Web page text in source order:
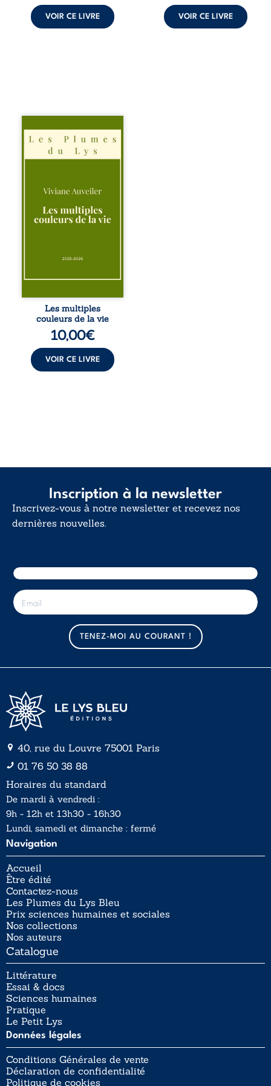
VOIR CE LIVRE
peuvent ...
VOIR CE LIVRE
Trois récits, trois
existences saisies
à l’instant où tout
bascule. Une
l’apaisement, un
recouvre
l’espérance, tandis
pour en retrouver
Entre souvenirs,
désillusions, Les
multiples couleurs
de la vie explore la
force des liens, le
poids des non-dits
et la ...
Les multiples
couleurs de la vie
10,00€
VOIR CE LIVRE
Inscription à la newsletter
Inscrivez-vous à notre newsletter et recevez nos
dernières nouvelles.
E
-
m
TENEZ-MOI AU COURANT !
40, rue du Louvre 75001 Paris
01 76 50 38 88
Horaires du standard
De mardi à vendredi :
9h - 12h et 13h30 - 16h30
Lundi, samedi et dimanche : fermé
Navigation
Accueil
Être édité
Contactez-nous
Les Plumes du Lys Bleu
Prix sciences humaines et sociales
Nos collections
Nos auteurs
Catalogue
Littérature
Essai & docs
Sciences humaines
Pratique
Le Petit Lys
Données légales
Conditions Générales de vente
Déclaration de confidentialité
Politique de cookies